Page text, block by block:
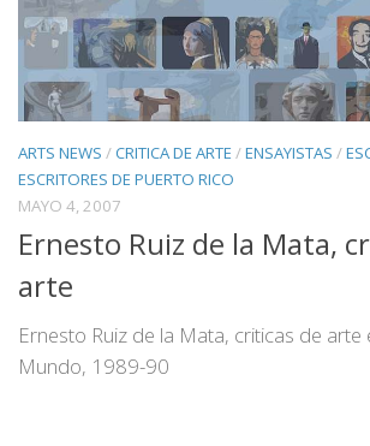
ARTS NEWS /CRITICA DE ARTE /ENSAYISTAS /
ESCRITORES DE PUERTO RICO
MAYO 4, 2007
Ernesto Ruiz de la Mata,
arte
Ernesto Ruiz de la Mata, criticas de arte
Mundo, 1989-90